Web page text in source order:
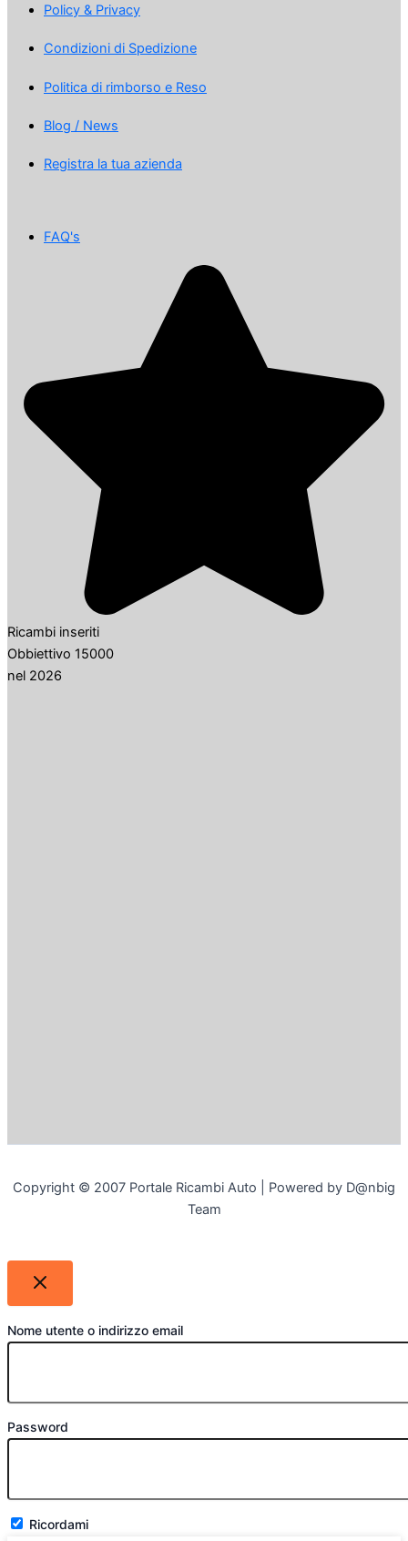
Policy & Privacy
Condizioni di Spedizione
Politica di rimborso e Reso
Blog / News
Registra la tua azienda
FAQ's
Ricambi inseriti
Obbiettivo 15000
nel 2026
Copyright © 2007 Portale Ricambi Auto | Powered by D@nbig
Team
Nome utente o indirizzo email
Password
Ricordami